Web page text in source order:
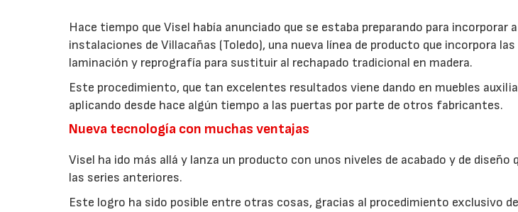
Hace tiempo que Visel había anunciado que se estaba preparando para incorporar
instalaciones de Villacañas (Toledo), una nueva línea de producto que incorpora
laminación y reprografía para sustituir al rechapado tradicional en madera.
Este procedimiento, que tan excelentes resultados viene dando en muebles
aplicando desde hace algún tiempo a las puertas por parte de otros fabricantes.
Nueva tecnología con muchas ventajas
Visel ha ido más allá y lanza un producto con unos niveles de acabado y de diseño
las series anteriores.
Este logro ha sido posible entre otras cosas, gracias al procedimiento exclusivo